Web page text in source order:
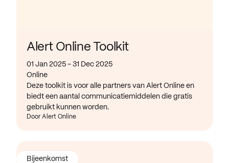
Alert Online Toolkit
01 Jan 2025 - 31 Dec 2025
Online
Deze toolkit is voor alle partners van Alert Online en
biedt een aantal communicatiemiddelen die gratis
gebruikt kunnen worden.
Door Alert Online
Bijeenkomst